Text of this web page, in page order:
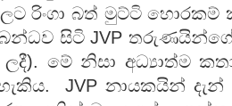
රිංගා බත් මුට්ටි
සිටි JVP
මේ නිසා අධ්‍යාත්ම
JVP නායකයින් දැන්